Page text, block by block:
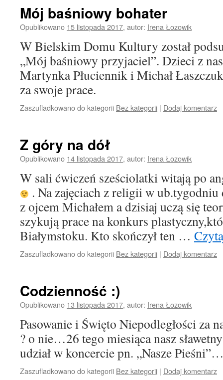
Mój baśniowy bohater
Opublikowano 15 listopada 2017, autor: Irena Łozowik
W Bielskim Domu Kultury został
„Mój baśniowy przyjaciel”. Dzieci z
Martynka Płuciennik i Michał
za swoje prace.
Zaszufladkowano do kategorii Bez kategorii | Dodaj komentarz
Z góry na dół
Opublikowano 14 listopada 2017, autor: Irena Łozowik
W sali ćwiczeń sześciolatki witają po
. Na zajęciach z religii w
z ojcem Michałem a dzisiaj uczą się
szykują prace na konkurs
Białymstoku. Kto skończył ten …
Zaszufladkowano do kategorii Bez kategorii | Dodaj komentarz
Codzienność :)
Opublikowano 13 listopada 2017, autor: Irena Łozowik
Pasowanie i Święto Niepodległości za
? o nie…26 tego miesiąca nasz
udział w koncercie pn. „Nasze
Zaszufladkowano do kategorii Bez kategorii | Dodaj komentarz